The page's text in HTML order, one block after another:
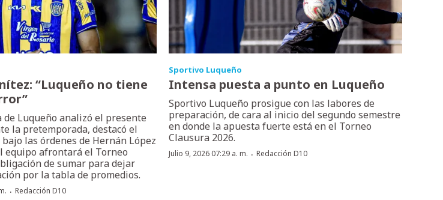
“Luqueño no tiene
de Luqueño analizó el presente
la pretemporada, destacó el
las órdenes de Hernán López
equipo afrontará el Torneo
de sumar para dejar
por la tabla de promedios.
·Redacción D10
Sportivo Luqueño
Intensa puesta a punto en Luqueño
Sportivo Luqueño prosigue con las labores de
preparación, de cara al inicio del segundo semestre
en donde la apuesta fuerte está en el Torneo
Clausura 2026.
Julio 9, 2026 07:29 a. m. · Redacción D10